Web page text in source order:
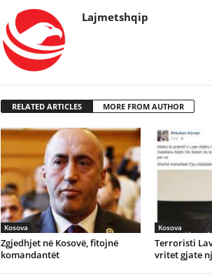
Lajmetshqip
RELATED ARTICLES MORE FROM AUTHOR
Kosova
Zgjedhjet në Kosovë, fitojnë
komandantët
Kosova
Terroristi
vritet gjate